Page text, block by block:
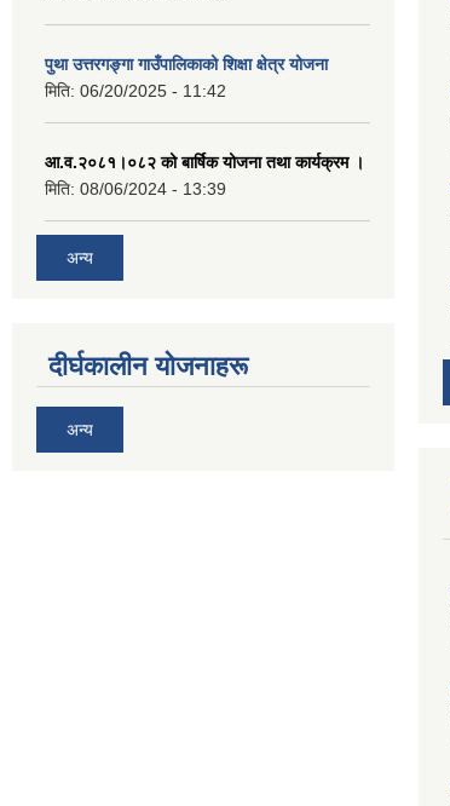
पुथा उत्तरगङ्गा गाउँपालिकाको शिक्षा क्षेत्र योजना
मिति: 06/20/2025 - 11:42
आ.व.२०८१।०८२ को बार्षिक योजना तथा कार्यक्रम ।
मिति: 08/06/2024 - 13:39
अन्य
दीर्घकालीन योजनाहरू
अन्य